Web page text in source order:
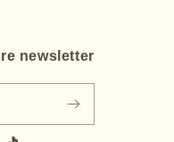
newsletter